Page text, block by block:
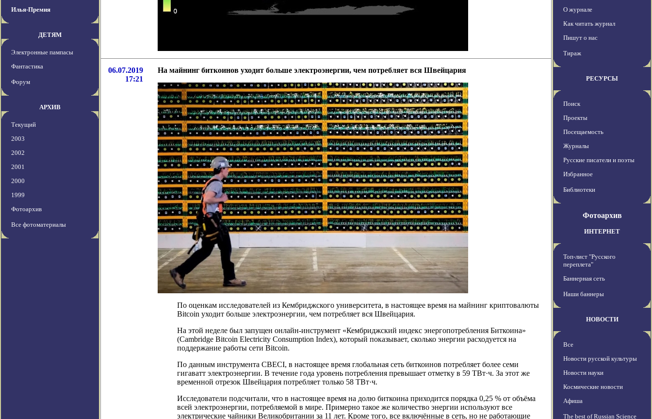
Илья-Премия
ДЕТЯМ
Электронные пампасы
Фантастика
Форум
АРХИВ
Текущий
2003
2002
2001
2000
1999
Фотоархив
Все фотоматериалы
06.07.2019
17:21
На майнинг биткоинов уходит больше электроэнергии, чем потребляет вся Швейцария
По оценкам исследователей из Кембриджского университета, в настоящее время на майнинг криптовалюты
Bitcoin уходит больше электроэнергии, чем потребляет вся Швейцария.
На этой неделе был запущен онлайн-инструмент «Кембриджский индекс энергопотребления Биткоина»
(Cambridge Bitcoin Electricity Consumption Index), который показывает, сколько энергии расходуется на
поддержание работы сети Bitcoin.
По данным инструмента CBECI, в настоящее время глобальная сеть биткоинов потребляет более семи
гигаватт электроэнергии. В течение года уровень потребления превышает отметку в 59 ТВт·ч. За этот же
временной отрезок Швейцария потребляет только 58 ТВт·ч.
Исследователи подсчитали, что в настоящее время на долю биткоина приходится порядка 0,25 % от объёма
всей электроэнергии, потребляемой в мире. Примерно такое же количество энергии используют все
электрические чайники Великобритании за 11 лет. Кроме того, все включённые в сеть, но не работающие
О журнале
Как читать журнал
Пишут о нас
Тираж
РЕСУРСЫ
Поиск
Проекты
Посещаемость
Журналы
Русские писатели и поэты
Избранное
Библиотеки
Фотоархив
ИНТЕРНЕТ
Топ-лист "Русского
переплета"
Баннерная сеть
Наши баннеры
НОВОСТИ
Все
Новости русской культуры
Новости науки
Космические новости
Афиша
The best of Russian Science